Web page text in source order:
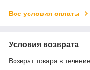
Все условия оплаты
Условия возврата
Возврат товара в